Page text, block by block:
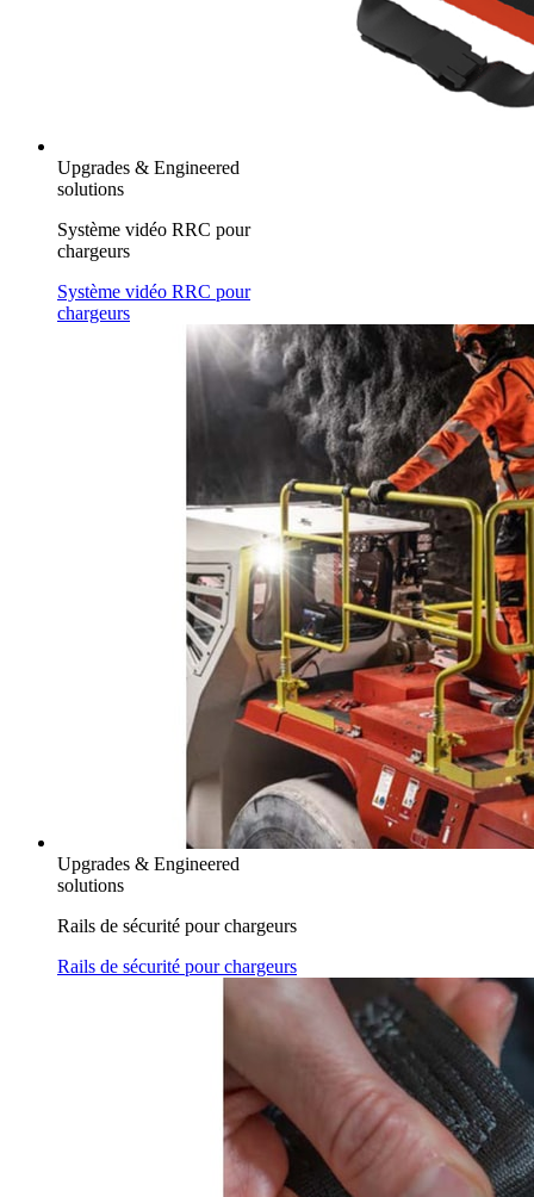
Upgrades & Engineered
solutions
Système vidéo RRC pour
chargeurs
Système vidéo RRC pour
chargeurs
Upgrades & Engineered
solutions
Rails de sécurité pour chargeurs
Rails de sécurité pour chargeurs